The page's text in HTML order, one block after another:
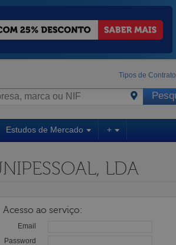
Tipos de Contrato
Estudos de Mercado +
LDA
Acesso ao serviço:
Email
Password